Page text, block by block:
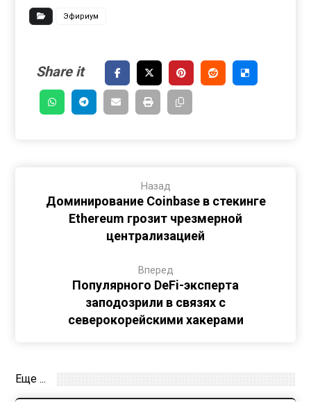
Эфириум
Назад
Доминирование Coinbase в стекинге
Ethereum грозит чрезмерной
централизацией
Вперед
Популярного DeFi-эксперта
заподозрили в связях с
северокорейскими хакерами
Еще ...